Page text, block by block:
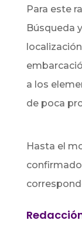
Para este
Búsqueda
a los
de poca
Hasta el